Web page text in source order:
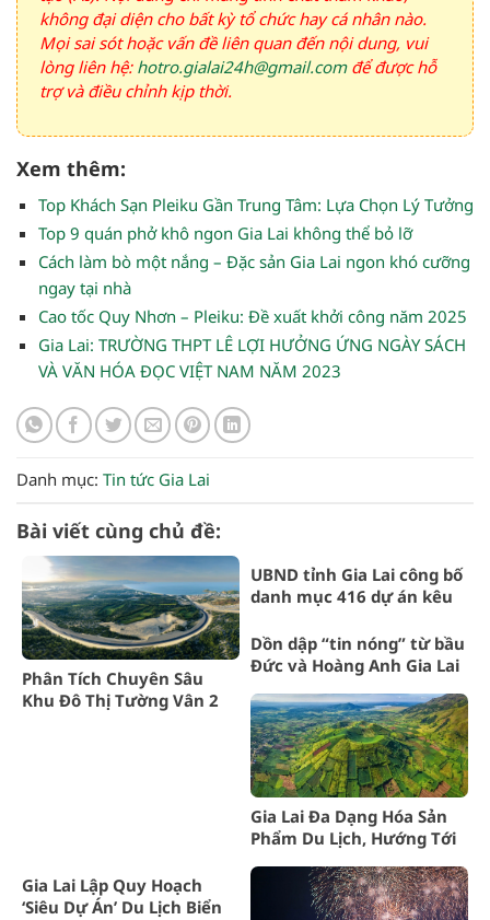
không đại diện cho bất kỳ tổ chức hay cá nhân nào.
Mọi sai sót hoặc vấn đề liên quan đến nội dung, vui
lòng liên hệ: hotro.gialai24h@gmail.comđể được hỗ
trợ và điều chỉnh kịp thời.
Xem thêm:
Top Khách Sạn Pleiku Gần Trung Tâm: Lựa Chọn Lý Tưởng
Top 9 quán phở khô ngon Gia Lai không thể bỏ lỡ
Cách làm bò một nắng – Đặc sản Gia Lai ngon khó cưỡng
ngay tại nhà
Cao tốc Quy Nhơn – Pleiku: Đề xuất khởi công năm 2025
Gia Lai: TRƯỜNG THPT LÊ LỢI HƯỞNG ỨNG NGÀY SÁCH
VÀ VĂN HÓA ĐỌC VIỆT NAM NĂM 2023
Danh mục: Tin tức Gia Lai
Bài viết cùng chủ đề:
Phân Tích Chuyên Sâu
Khu Đô Thị Tường Vân 2
UBND tỉnh Gia Lai công bố
danh mục 416 dự án kêu
2030
Dồn dập “tin nóng” từ bầu
Đức và Hoàng Anh Gia Lai
Gia Lai Đa Dạng Hóa Sản
Phẩm Du Lịch, Hướng Tới
Gia Lai Lập Quy Hoạch
‘Siêu Dự Án’ Du Lịch Biển